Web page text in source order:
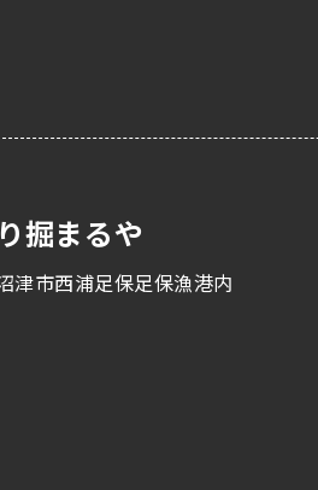
掘まるや
津市西浦足保足保漁港内